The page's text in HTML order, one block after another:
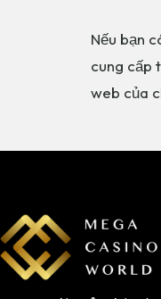
Nếu bạn
cung cấp
web của